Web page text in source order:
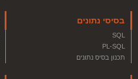
בסיסי נתונים
SQL
PL-SQL
תכנון בסיס נתונים